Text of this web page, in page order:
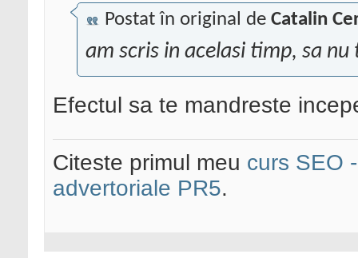
Postat în original de Catalin
am scris in acelasi timp, sa
Efectul sa te mandreste
Citeste primul meu curs SEO
advertoriale PR5.